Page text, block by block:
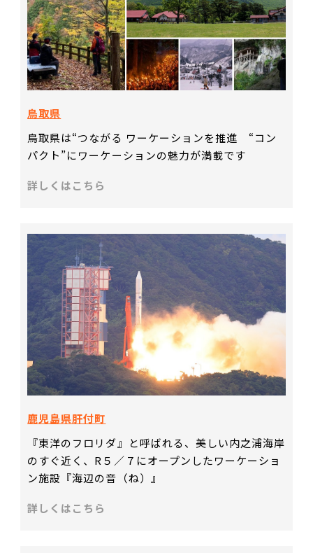
鳥取県
鳥取県は“つながる ワーケーションを推進 “コン
パクト”にワーケーションの魅力が満載です
詳しくはこちら
鹿児島県肝付町
『東洋のフロリダ』と呼ばれる、美しい内之浦海岸
のすぐ近く、R５／７にオープンしたワーケーショ
ン施設『海辺の音（ね）』
詳しくはこちら